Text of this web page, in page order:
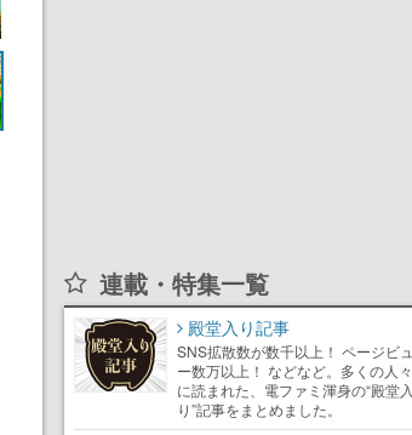
連載・特集一覧
殿堂入り記事
SNS拡散数が数千以上！ ページビュ
ー数万以上！ などなど。多くの人々
に読まれた、電ファミ渾身の“殿堂入
り”記事をまとめました。